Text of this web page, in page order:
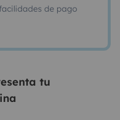
de pago
tu